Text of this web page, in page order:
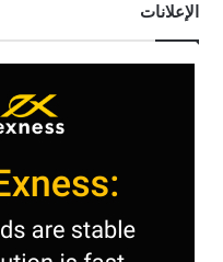
الإعلانات